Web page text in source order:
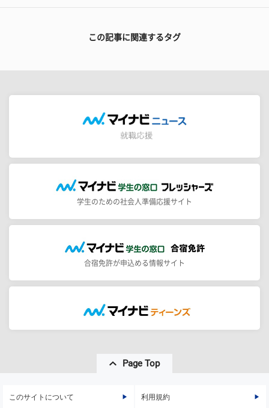
この記事に関連するタグ
学生のための社会人準備応援サイト
合宿免許が申込める情報サイト
Page Top
このサイトについて 利用規約